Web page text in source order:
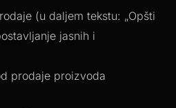
(u daljem tekstu: „Opšti
jasnih i
prodaje proizvoda